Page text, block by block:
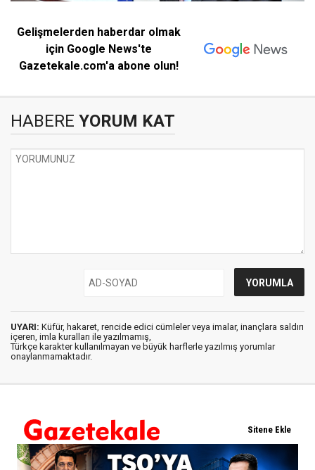
Gelişmelerden haberdar olmak
için Google News'te
Gazetekale.com'a abone olun!
HABERE YORUM KAT
UYARI: Küfür, hakaret, rencide edici cümleler veya imalar, inançlara saldırı
içeren, imla kuralları ile yazılmamış,
Türkçe karakter kullanılmayan ve büyük harflerle yazılmış yorumlar
onaylanmamaktadır.